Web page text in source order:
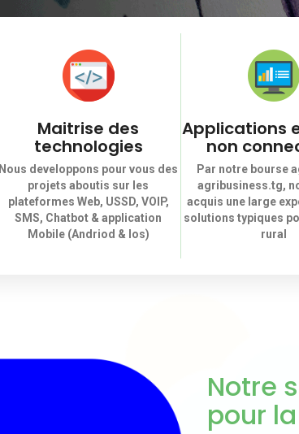
Maitrise des
technologies
Nous developpons pour vous des
projets aboutis sur les
plateformes Web, USSD, VOIP,
SMS, Chatbot & application
Mobile (Andriod & Ios)
Applications
non
Par notre bourse
agribusiness.tg,
acquis une large
solutions typiques
rural
Notre
pour